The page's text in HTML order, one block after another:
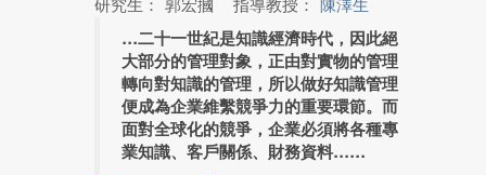
研究生： 郭宏摑
指導教授： 陳澤生
二十一世紀是知識經濟時代，因此絕
大部分的管理對象，正由對實物的管理
轉向對知識的管理，所以做好知識管理
便成為企業維繫競爭力的重要環節。而
面對全球化的競爭，企業必須將各種專
業知識、客戶關係、財務資料...